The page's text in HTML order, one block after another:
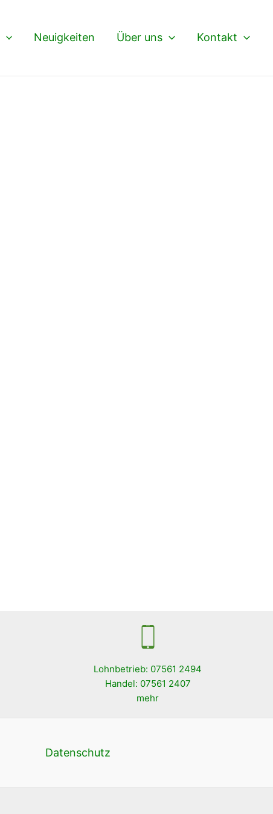
Neuigkeiten Über uns Kontakt
Lohnbetrieb: 07561 2494
Handel: 07561 2407
mehr
Datenschutz